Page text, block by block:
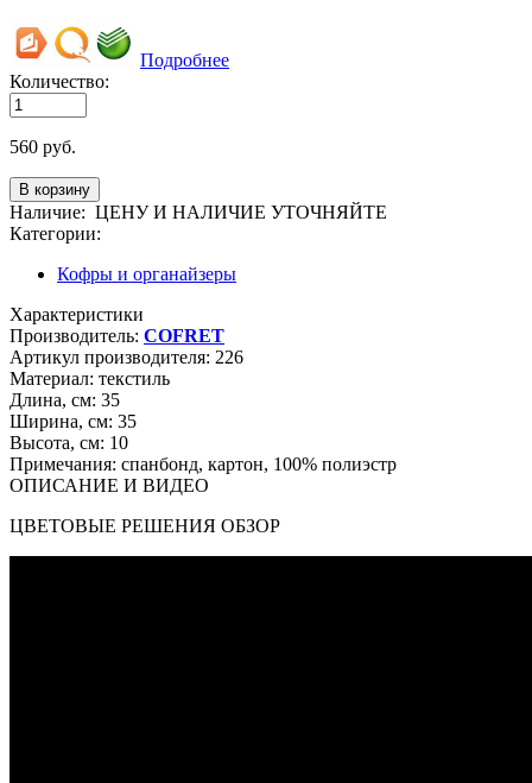
Подробнее
Количество:
560 руб.
Наличие: ЦЕНУ И НАЛИЧИЕ УТОЧНЯЙТЕ
Категории:
Кофры и органайзеры
Характеристики
Производитель: COFRET
Артикул производителя: 226
Материал: текстиль
Длина, см: 35
Ширина, см: 35
Высота, см: 10
Примечания: спанбонд, картон, 100% полиэстр
ОПИСАНИЕ И ВИДЕО
ЦВЕТОВЫЕ РЕШЕНИЯ ОБЗОР